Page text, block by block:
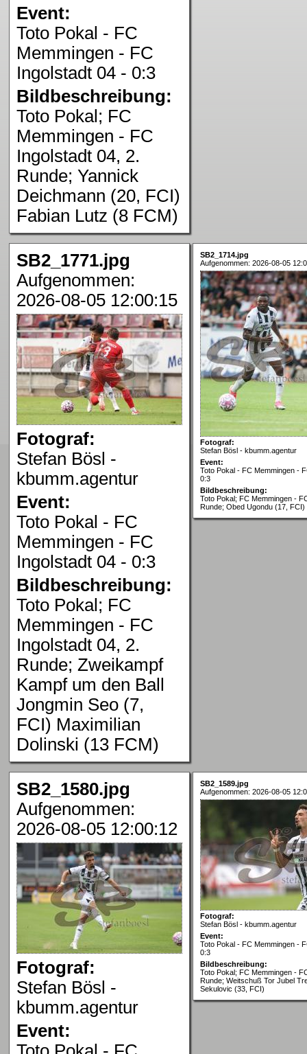
Event:
Toto Pokal - FC
Memmingen - FC
Ingolstadt 04 - 0:3
Bildbeschreibung:
Toto Pokal; FC
Memmingen - FC
Ingolstadt 04, 2.
Runde; Yannick
Deichmann (20, FCI)
Fabian Lutz (8 FCM)
SB2_1771.jpg
Aufgenommen:
2026-08-05 12:00:15
Fotograf:
Stefan Bösl -
kbumm.agentur
Event:
Toto Pokal - FC
Memmingen - FC
Ingolstadt 04 - 0:3
Bildbeschreibung:
Toto Pokal; FC
Memmingen - FC
Ingolstadt 04, 2.
Runde; Zweikampf
Kampf um den Ball
Jongmin Seo (7,
FCI) Maximilian
Dolinski (13 FCM)
SB2_1714.jpg
Aufgenommen: 2026-08-05
Fotograf:
Stefan Bösl - kbumm.agentur
Event:
Toto Pokal - FC Memmingen -
0:3
Bildbeschreibung:
Toto Pokal; FC Memmingen -
Runde; Obed Ugondu (17, FCI)
SB2_1580.jpg
Aufgenommen:
2026-08-05 12:00:12
Fotograf:
Stefan Bösl -
kbumm.agentur
Event:
SB2_1589.jpg
Aufgenommen: 2026-08-05
Fotograf:
Stefan Bösl - kbumm.agentur
Event:
Toto Pokal - FC Memmingen -
0:3
Bildbeschreibung:
Toto Pokal; FC Memmingen -
Runde; Weitschuß Tor Jubel
Sekulovic (33, FCI)